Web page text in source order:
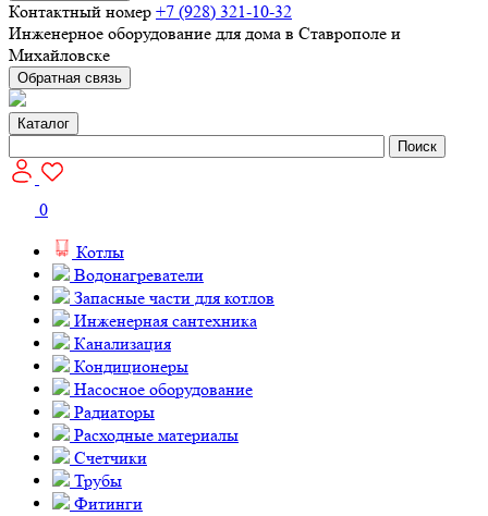
Контактный номер +7 (928) 321-10-32
Инженерное оборудование для дома в Ставрополе и
Михайловске
Обратная связь
Каталог
Поиск
0
Котлы
Водонагреватели
Запасные части для котлов
Инженерная сантехника
Канализация
Кондиционеры
Насосное оборудование
Радиаторы
Расходные материалы
Счетчики
Трубы
Фитинги